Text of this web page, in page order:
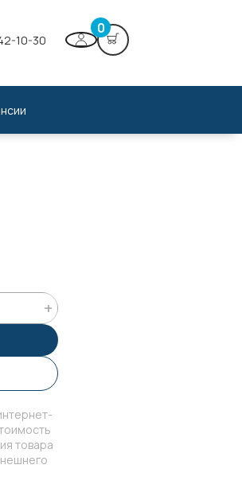
10-30
0
товара